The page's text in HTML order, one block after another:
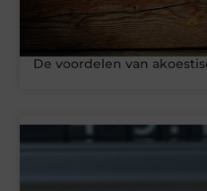
De voordelen van